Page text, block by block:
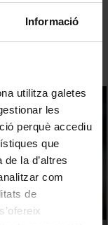
Informació
utilitza galetes
les
perquè accediu
que
la d’altres
com
de